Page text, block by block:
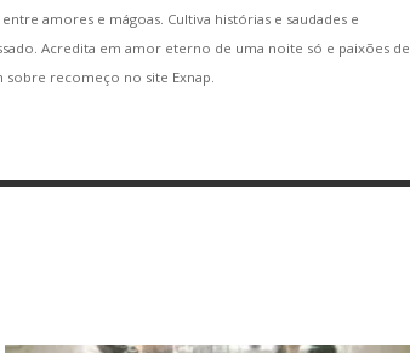
amores e mágoas. Cultiva histórias e saudades e
Acredita em amor eterno de uma noite só e paixões de
sobre recomeço no site Exnap.